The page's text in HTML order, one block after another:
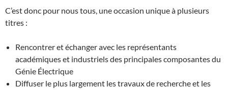
C’est donc pour nous tous, une occasion unique à plusieurs
titres :
Rencontrer et échanger avec les représentants
académiques et industriels des principales composantes du
Génie Électrique
Diffuser le plus largement les travaux de recherche et les